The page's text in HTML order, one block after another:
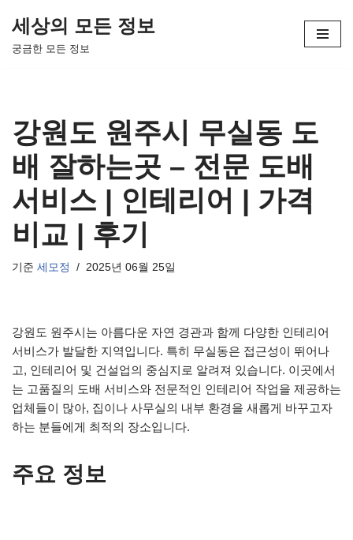
콘
건
너
뛰
기
세상의 모든 정보
궁금한 모든 정보
강원도 원주시 무실동 도
배 잘하는곳 – 전문 도배
서비스 | 인테리어 | 가격
비교 | 후기
기준 세모정 2025년 06월 25일
강원도 원주시는 아름다운 자연 경관과 함께 다양한 인테리어
서비스가 발달한 지역입니다. 특히 무실동은 접근성이 뛰어나
고, 인테리어 및 건설업의 중심지로 알려져 있습니다. 이곳에서
는 고품질의 도배 서비스와 전문적인 인테리어 작업을 제공하는
업체들이 많아, 집이나 사무실의 내부 환경을 새롭게 바꾸고자
하는 분들에게 최적의 장소입니다.
주요 정보